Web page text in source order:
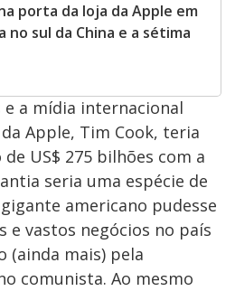
porta da loja da Apple em
no sul da China e a sétima
e a mídia internacional
Apple, Tim Cook, teria
US$ 275 bilhões com a
seria uma espécie de
americano pudesse
e vastos negócios no país
(ainda mais) pela
comunista. Ao mesmo